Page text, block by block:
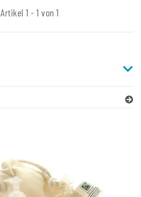
Artikel 1 - 1 von 1